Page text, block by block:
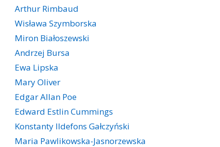
Arthur Rimbaud
Wisława Szymborska
Miron Białoszewski
Andrzej Bursa
Ewa Lipska
Mary Oliver
Edgar Allan Poe
Edward Estlin Cummings
Konstanty Ildefons Gałczyński
Maria Pawlikowska-Jasnorzewska